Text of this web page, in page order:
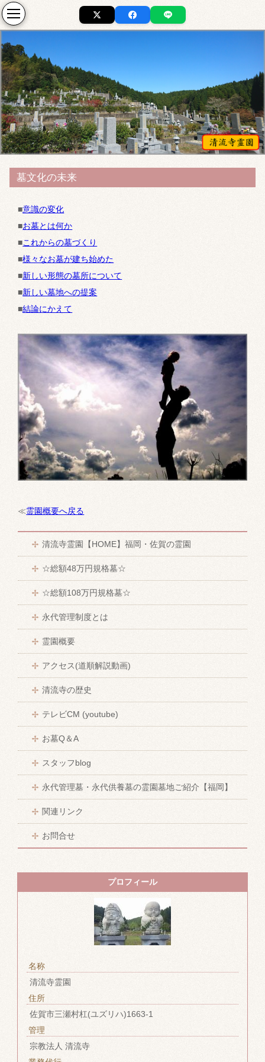
墓文化の未来
■意識の変化
■お墓とは何か
■これからの墓づくり
■様々なお墓が建ち始めた
■新しい形態の墓所について
■新しい墓地への提案
■結論にかえて
≪霊園概要へ戻る
清流寺霊園【HOME】福岡・佐賀の霊園
☆総額48万円規格墓☆
☆総額108万円規格墓☆
永代管理制度とは
霊園概要
アクセス(道順解説動画)
清流寺の歴史
テレビCM (youtube)
お墓Q＆A
スタッフblog
永代管理墓・永代供養墓の霊園墓地ご紹介【福岡】
関連リンク
お問合せ
プロフィール
名称
清流寺霊園
住所
佐賀市三瀬村杠(ユズリハ)1663-1
管理
宗教法人 清流寺